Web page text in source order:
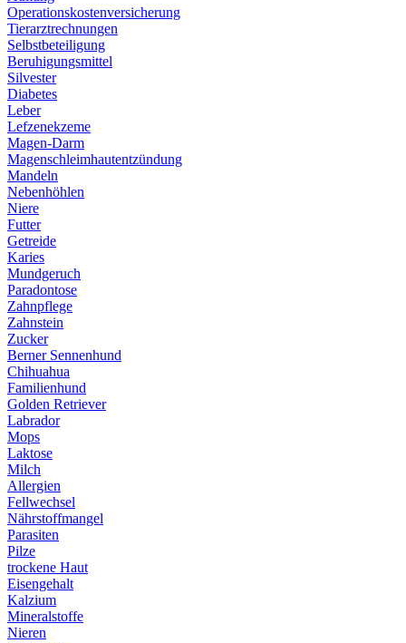
Operationskostenversicherung
Tierarztrechnungen
Selbstbeteiligung
Beruhigungsmittel
Silvester
Diabetes
Leber
Lefzenekzeme
Magen-Darm
Magenschleimhautentzündung
Mandeln
Nebenhöhlen
Niere
Futter
Getreide
Karies
Mundgeruch
Paradontose
Zahnpflege
Zahnstein
Zucker
Berner Sennenhund
Chihuahua
Familienhund
Golden Retriever
Labrador
Mops
Laktose
Milch
Allergien
Fellwechsel
Nährstoffmangel
Parasiten
Pilze
trockene Haut
Eisengehalt
Kalzium
Mineralstoffe
Nieren